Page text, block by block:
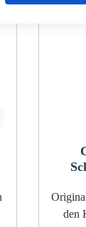
den